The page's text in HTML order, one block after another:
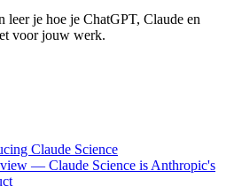
leer je hoe je ChatGPT, Claude en
voor jouw werk.
Claude Science
— Claude Science is Anthropic's